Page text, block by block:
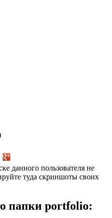
данного пользователя не
туда скриншоты своих
папки port­fo­lio: